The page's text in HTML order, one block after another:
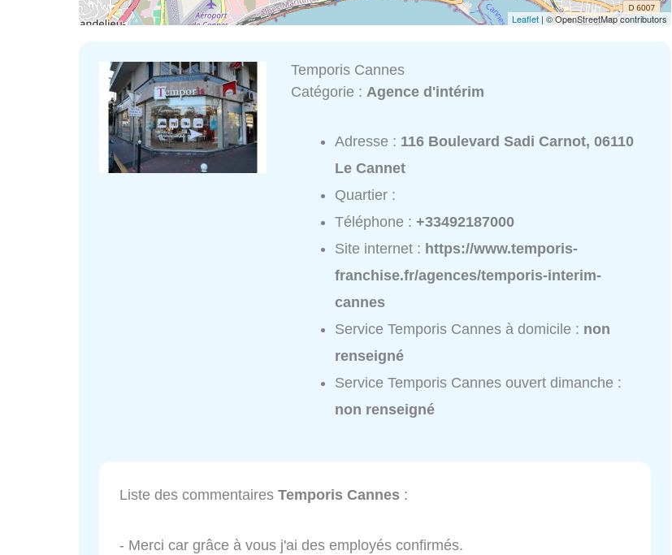
Leaflet | © OpenStreetMap contributors
Temporis Cannes
Catégorie : Agence d'intérim
Adresse : 116 Boulevard Sadi Carnot, 06110
Le Cannet
Quartier :
Téléphone :+33492187000
Site internet : https://www.temporis-
franchise.fr/agences/temporis-interim-
cannes
Service Temporis Cannes à domicile : non
renseigné
Service Temporis Cannes ouvert dimanche :
non renseigné
Liste des commentaires Temporis Cannes :
- Merci car grâce à vous j'ai des employés confirmés.